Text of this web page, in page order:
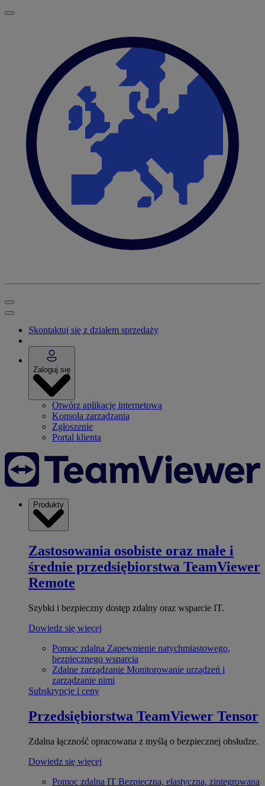
Skontaktuj się z działem sprzedaży
Zaloguj się
Otwórz aplikację internetową
Konsola zarządzania
Zgłoszenie
Portal klienta
Produkty
Zastosowania osobiste oraz małe i
średnie przedsiębiorstwa TeamViewer
Remote
Szybki i bezpieczny dostęp zdalny oraz wsparcie IT.
Dowiedz się więcej
Pomoc zdalna Zapewnienie natychmiastowego,
bezpiecznego wsparcia
Zdalne zarządzanie Monitorowanie urządzeń i
zarządzanie nimi
Subskrypcje i ceny
Przedsiębiorstwa TeamViewer Tensor
Zdalna łączność opracowana z myślą o bezpiecznej obsłudze.
Dowiedz się więcej
Pomoc zdalna IT Bezpieczna, elastyczna, zintegrowana